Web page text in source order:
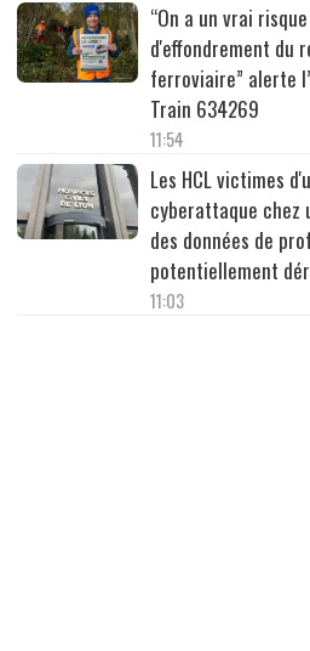
“On a un vrai risque
d'effondrement du
ferroviaire” alerte
Train 634269
11:54
Les HCL victimes
cyberattaque chez
des données de
potentiellement
11:03